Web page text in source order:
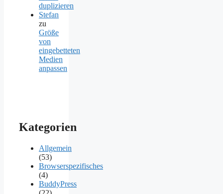
duplizieren
Stefan
zu
Größe
von
eingebetteten
Medien
anpassen
Kategorien
Allgemein
(53)
Browserspezifisches
(4)
BuddyPress